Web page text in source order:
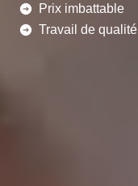
Prix imbattable
Travail de qualité